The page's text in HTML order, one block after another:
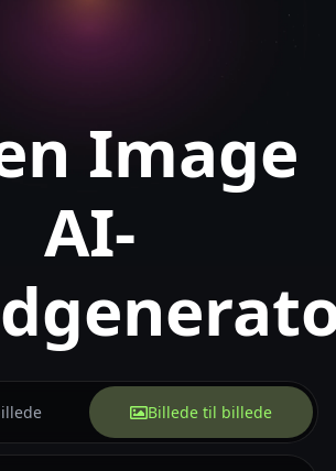
Image
AI-
Billede til billede